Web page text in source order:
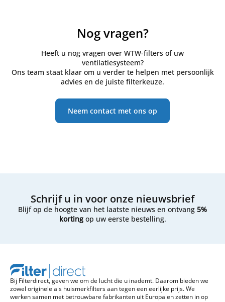
Nog vragen?
Heeft u nog vragen over WTW-filters of uw
ventilatiesysteem?
Ons team staat klaar om u verder te helpen met persoonlijk
advies en de juiste filterkeuze.
Neem contact met ons op
Schrijf u in voor onze nieuwsbrief
Blijf op de hoogte van het laatste nieuws en ontvang 5%
kortingop uw eerste bestelling.
Bij Filterdirect, geven we om de lucht die u inademt. Daarom bieden we
zowel originele als huismerkfilters aan tegen een eerlijke prijs. We
werken samen met betrouwbare fabrikanten uit Europa en zetten in op